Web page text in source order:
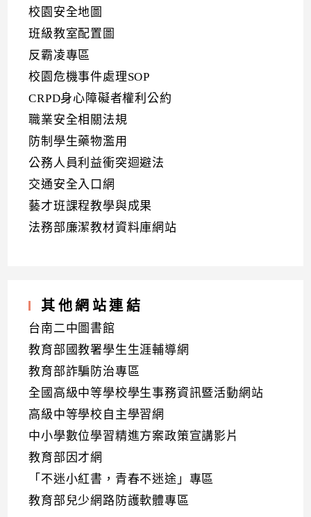
校園安全地圖
班級教室配置圖
反霸凌專區
校園危機事件處理SOP
CRPD身心障礙者權利公約
職業安全相關法規
防制學生藥物濫用
公務人員利益衝突迴避法
交通安全入口網
藝才班課程教學與成果
法務部廉潔教材資料庫網站
其他網站連結
台南二中圖書館
教育部國教署學生生涯輔導網
教育部詐騙防治專區
全國高級中等學校學生事務資訊暨活動網站
高級中等學校自主學習網
中小學數位學習精進方案政策宣講影片
教育部因才網
「不迷小紅書，青春不迷途」專區
教育部兒少網路防護軟體專區